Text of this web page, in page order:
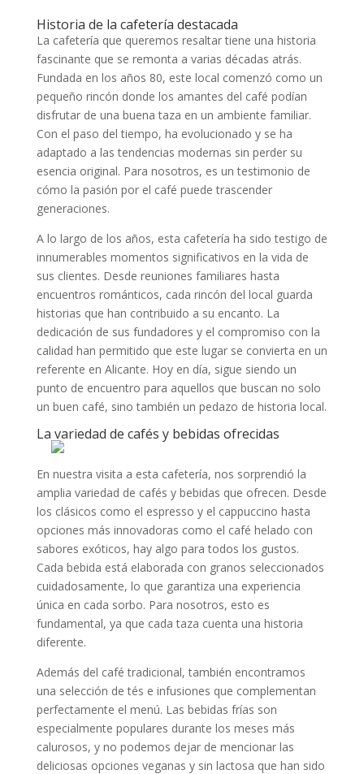
Historia de la cafetería destacada
La cafetería que queremos resaltar tiene una historia
fascinante que se remonta a varias décadas atrás.
Fundada en los años 80, este local comenzó como un
pequeño rincón donde los amantes del café podían
disfrutar de una buena taza en un ambiente familiar.
Con el paso del tiempo, ha evolucionado y se ha
adaptado a las tendencias modernas sin perder su
esencia original. Para nosotros, es un testimonio de
cómo la pasión por el café puede trascender
generaciones.
A lo largo de los años, esta cafetería ha sido testigo de
innumerables momentos significativos en la vida de
sus clientes. Desde reuniones familiares hasta
encuentros románticos, cada rincón del local guarda
historias que han contribuido a su encanto. La
dedicación de sus fundadores y el compromiso con la
calidad han permitido que este lugar se convierta en un
referente en Alicante. Hoy en día, sigue siendo un
punto de encuentro para aquellos que buscan no solo
un buen café, sino también un pedazo de historia local.
La variedad de cafés y bebidas ofrecidas
En nuestra visita a esta cafetería, nos sorprendió la
amplia variedad de cafés y bebidas que ofrecen. Desde
los clásicos como el espresso y el cappuccino hasta
opciones más innovadoras como el café helado con
sabores exóticos, hay algo para todos los gustos.
Cada bebida está elaborada con granos seleccionados
cuidadosamente, lo que garantiza una experiencia
única en cada sorbo. Para nosotros, esto es
fundamental, ya que cada taza cuenta una historia
diferente.
Además del café tradicional, también encontramos
una selección de tés e infusiones que complementan
perfectamente el menú. Las bebidas frías son
especialmente populares durante los meses más
calurosos, y no podemos dejar de mencionar las
deliciosas opciones veganas y sin lactosa que han sido